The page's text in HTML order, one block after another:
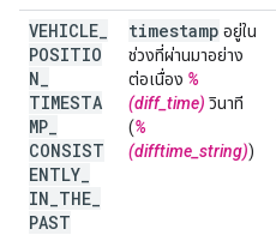
VEHICLE
POSITIO
N
TIMESTA
MP
CONSIST
ENTLY
IN THE
PAST
timestamp อยู่ใน
ช่วงที่ผ่านมาอย่าง
ต่อเนื่อง %
(diff_time) วินาที
(%
(difftime_string))